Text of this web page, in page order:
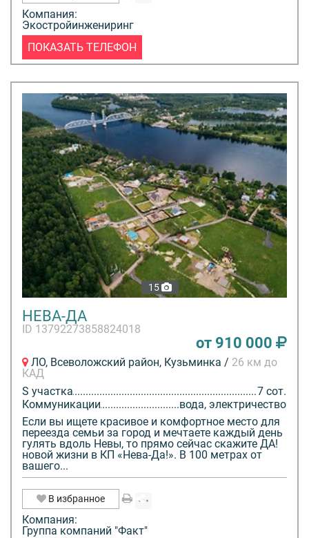
Компания:
Экостройинжениринг
ПОКАЗАТЬ ТЕЛЕФОН
15
НЕВА-ДА
ID 13792273858824018
от 910 000
ЛО, Всеволожский район, Кузьминка / 26 км до
КАД
S участка
7 сот.
Коммуникации
вода, электричество
Если вы ищете красивое и комфортное место для
переезда семьи за город и мечтаете каждый день
гулять вдоль Невы, то прямо сейчас скажите ДА!
новой жизни в КП «Нева-Да!». В 100 метрах от
вашего...
В избранное
Компания:
Группа компаний "Факт"